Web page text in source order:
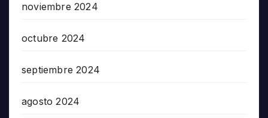
noviembre 2024
octubre 2024
septiembre 2024
agosto 2024